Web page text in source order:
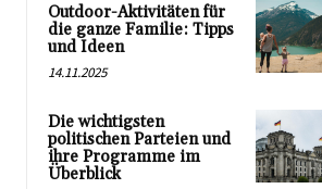
Outdoor-Aktivitäten für
die ganze Familie: Tipps
und Ideen
14.11.2025
Die wichtigsten
politischen Parteien und
ihre Programme im
Überblick